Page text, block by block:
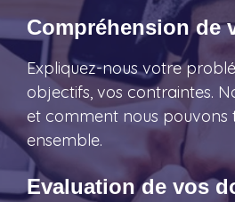
Compréhension de
Expliquez-nous votre
objectifs, vos contraintes.
et comment nous pouvons
ensemble.
Evaluation de vos